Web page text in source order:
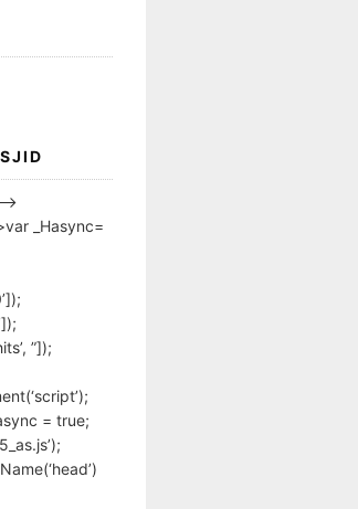
_Hasync=
”]);
= true;